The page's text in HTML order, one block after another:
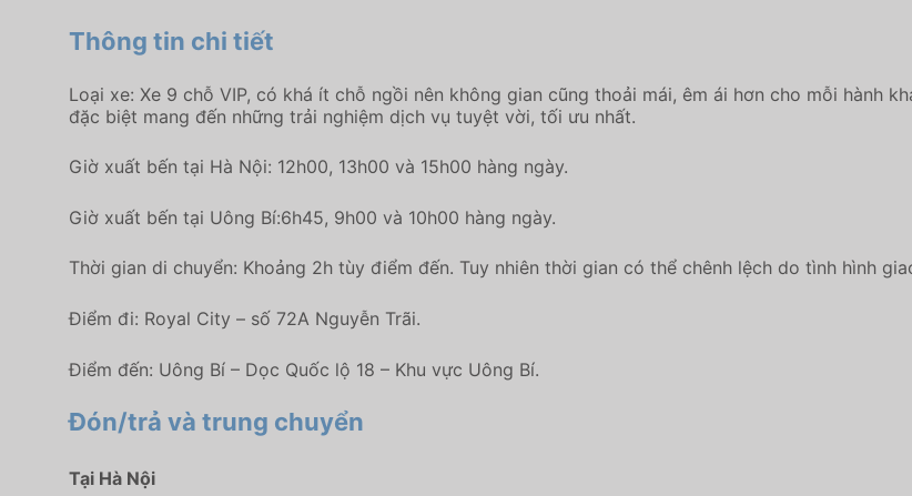
Thông tin chi tiết
Loại xe: Xe 9 chỗ VIP, có khá ít chỗ ngồi nên không gian cũng thoải mái, êm ái hơn cho mỗi hành
đặc biệt mang đến những trải nghiệm dịch vụ tuyệt vời, tối ưu nhất.
Giờ xuất bến tại Hà Nội: 12h00, 13h00 và 15h00 hàng ngày.
Giờ xuất bến tại Uông Bí:6h45, 9h00 và 10h00 hàng ngày.
Thời gian di chuyển: Khoảng 2h tùy điểm đến. Tuy nhiên thời gian có thể chênh lệch do tình hình
Điểm đi: Royal City – số 72A Nguyễn Trãi.
Điểm đến: Uông Bí – Dọc Quốc lộ 18 – Khu vực Uông Bí.
Đón/trả và trung chuyển
Tại Hà Nội